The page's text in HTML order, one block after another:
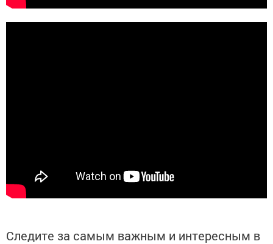
Следите за самым важным и интересным в